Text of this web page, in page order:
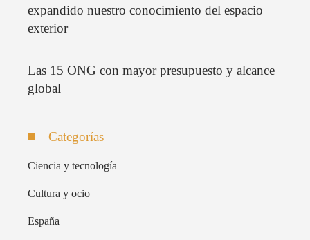
expandido nuestro conocimiento del espacio
exterior
Las 15 ONG con mayor presupuesto y alcance
global
Categorías
Ciencia y tecnología
Cultura y ocio
España